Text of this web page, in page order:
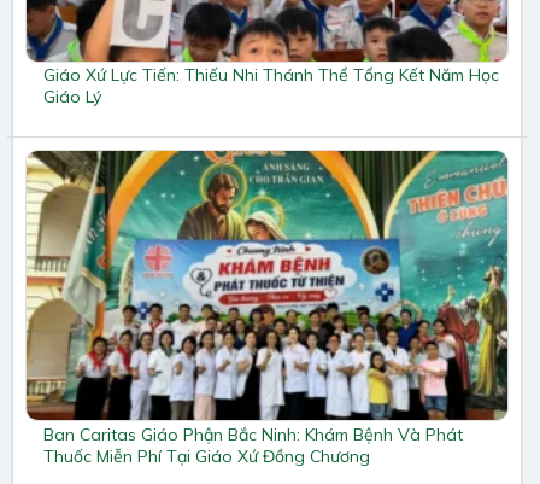
Giáo Xứ Lực Tiến: Thiếu Nhi Thánh Thể Tổng Kết Năm Học
Giáo Lý
Ban Caritas Giáo Phận Bắc Ninh: Khám Bệnh Và Phát
Thuốc Miễn Phí Tại Giáo Xứ Đồng Chương